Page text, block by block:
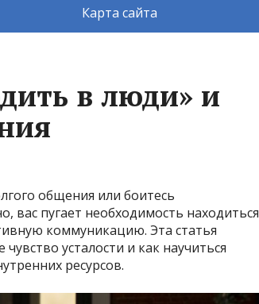
Карта сайта
в люди» и
общения или боитесь
вас пугает необходимость находиться
коммуникацию. Эта статья
усталости и как научиться
ресурсов.